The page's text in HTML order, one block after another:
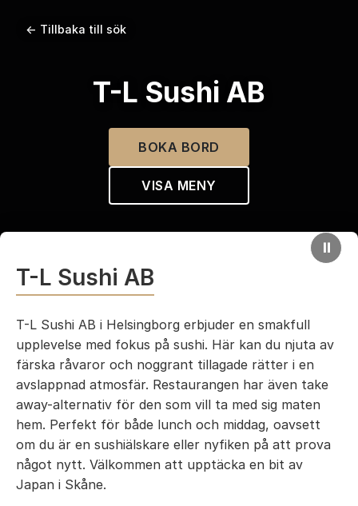
← Tillbaka till sök
T-L Sushi AB
BOKA BORD
VISA MENY
⏸
T-L Sushi AB
T-L Sushi AB i Helsingborg erbjuder en smakfull
upplevelse med fokus på sushi. Här kan du njuta av
färska råvaror och noggrant tillagade rätter i en
avslappnad atmosfär. Restaurangen har även take
away-alternativ för den som vill ta med sig maten
hem. Perfekt för både lunch och middag, oavsett
om du är en sushiälskare eller nyfiken på att prova
något nytt. Välkommen att upptäcka en bit av
Japan i Skåne.